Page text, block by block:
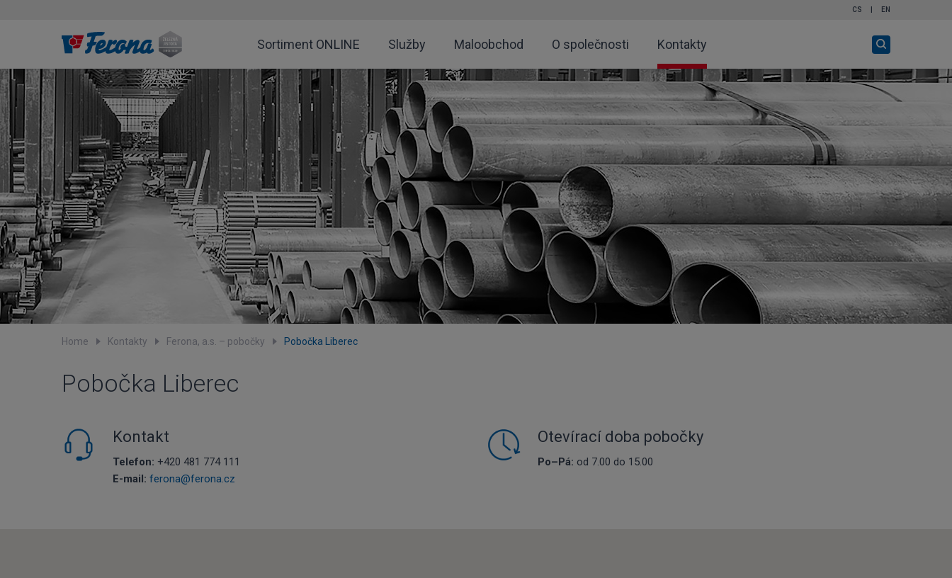
CS EN
Sortiment ONLINE Služby Maloobchod O společnosti Kontakty
vyhledávání
Home Kontakty Ferona, a.s. – pobočky Pobočka Liberec
Pobočka Liberec
Kontakt
Telefon: +420 481 774 111
E-mail: ferona@ferona.cz
Otevírací doba pobočky
Po–Pá: od 7.00 do 15.00